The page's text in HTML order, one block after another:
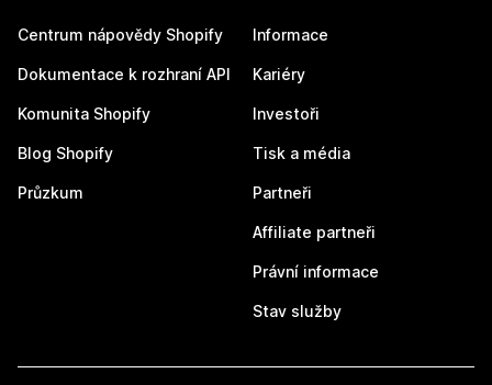
Centrum nápovědy Shopify
Dokumentace k rozhraní API
Komunita Shopify
Blog Shopify
Průzkum
Informace
Kariéry
Investoři
Tisk a média
Partneři
Affiliate partneři
Právní informace
Stav služby